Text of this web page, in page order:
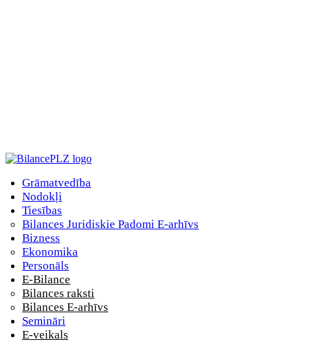
Grāmatvedība
Nodokļi
Tiesības
Bilances Juridiskie Padomi E-arhīvs
Bizness
Ekonomika
Personāls
E-Bilance
Bilances raksti
Bilances E-arhīvs
Semināri
E-veikals